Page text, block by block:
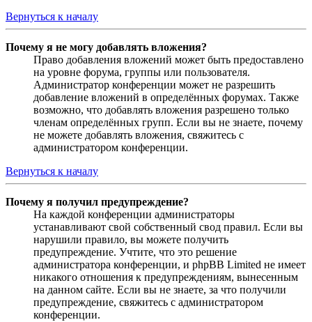
Вернуться к началу
Почему я не могу добавлять вложения?
Право добавления вложений может быть предоставлено
на уровне форума, группы или пользователя.
Администратор конференции может не разрешить
добавление вложений в определённых форумах. Также
возможно, что добавлять вложения разрешено только
членам определённых групп. Если вы не знаете, почему
не можете добавлять вложения, свяжитесь с
администратором конференции.
Вернуться к началу
Почему я получил предупреждение?
На каждой конференции администраторы
устанавливают свой собственный свод правил. Если вы
нарушили правило, вы можете получить
предупреждение. Учтите, что это решение
администратора конференции, и phpBB Limited не имеет
никакого отношения к предупреждениям, вынесенным
на данном сайте. Если вы не знаете, за что получили
предупреждение, свяжитесь с администратором
конференции.